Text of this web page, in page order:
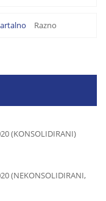
Razno
(KONSOLIDIRANI)
(NEKONSOLIDIRANI,